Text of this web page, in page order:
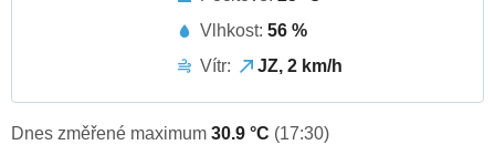
Vlhkost: 56 %
Vítr:
JZ, 2 km/h
Dnes změřené maximum 30.9 °C (17:30)